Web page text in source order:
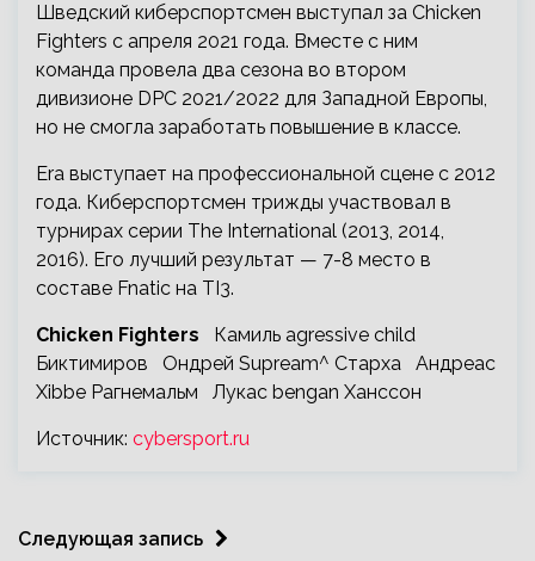
Шведский киберспортсмен выступал за Chicken
Fighters с апреля 2021 года. Вместе с ним
команда провела два сезона во втором
дивизионе DPC 2021/2022 для Западной Европы,
но не смогла заработать повышение в классе.
Era выступает на профессиональной сцене с 2012
года. Киберспортсмен трижды участвовал в
турнирах серии The International (2013, 2014,
2016). Его лучший результат — 7-8 место в
составе Fnatic на TI3.
Chicken Fighters
Камиль agressive child
Биктимиров
Ондрей Supream^ Старха
Андреас
Xibbe Рагнемальм
Лукас bengan Ханссон
Источник: cybersport.ru
Следующая запись